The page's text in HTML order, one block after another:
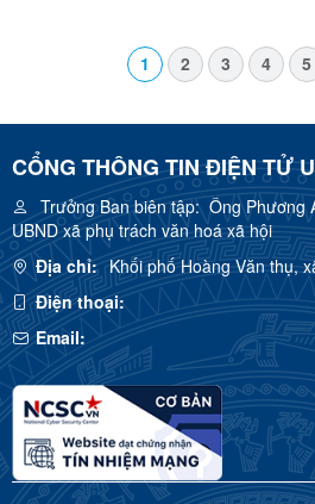
1 2 3 4 5
CỔNG THÔNG TIN ĐIỆN TỬ
Trưởng Ban biên tập:Ông Phương
UBND xã phụ trách văn hoá xã hội
Địa chỉ: Khối phố Hoàng Văn thụ,
Điện thoại:
Email: